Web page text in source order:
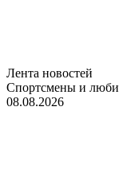
Лента новостей
Спортсмены и
08.08.2026